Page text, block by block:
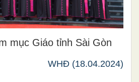
mục Giáo tỉnh Sài Gòn
WHĐ (18.04.2024)